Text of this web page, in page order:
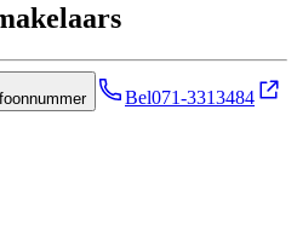
Bel071-3313484